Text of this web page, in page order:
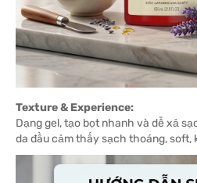
Texture & Experience:
Dạng gel, tạo bọt nhanh và dễ xả
da đầu cảm thấy sạch thoáng, soft,